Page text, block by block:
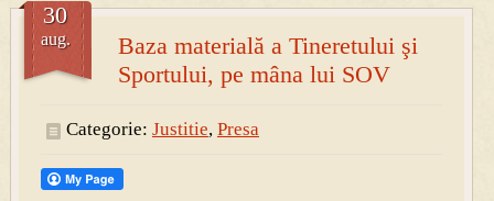
Baza materială a Tineretului şi
Sportului, pe mâna lui SOV
30
aug.
Categorie: Justitie, Presa